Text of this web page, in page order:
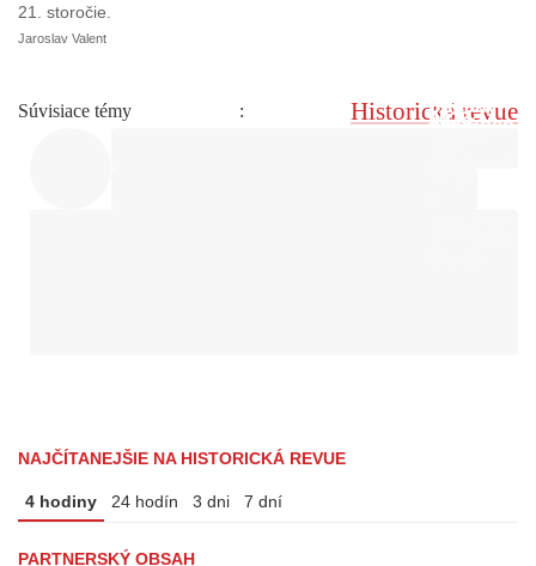
21. storočie.
Jaroslav Valent
Súvisiace témy : Historická revue
NAJČÍTANEJŠIE NA HISTORICKÁ REVUE
4 hodiny 24 hodín 3 dni 7 dní
PARTNERSKÝ OBSAH